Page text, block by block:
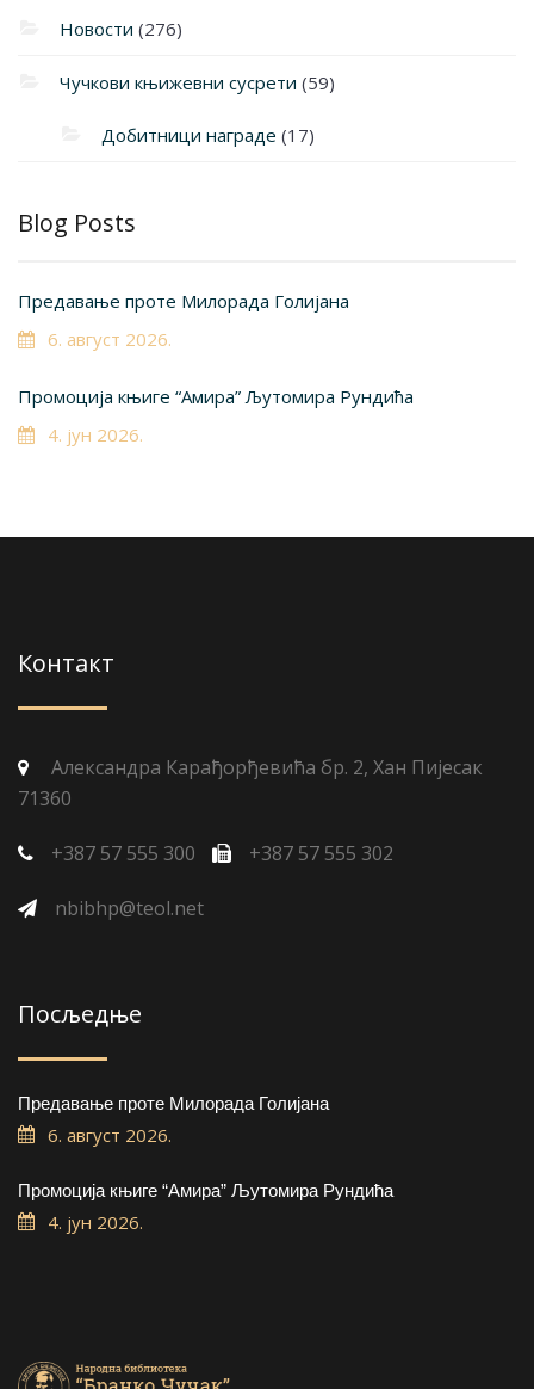
Новости (276)
Чучкови књижевни сусрети (59)
Добитници награде (17)
Blog Posts
Предавање проте Милорада Голијана
6. август 2026.
Промоција књиге “Амира” Љутомира Рундића
4. јун 2026.
Контакт
Александра Карађорђевића бр. 2, Хан Пијесак
71360
+387 57 555 300 +387 57 555 302
nbibhp@teol.net
Посљедње
Предавање проте Милорада Голијана
6. август 2026.
Промоција књиге “Амира” Љутомира Рундића
4. јун 2026.